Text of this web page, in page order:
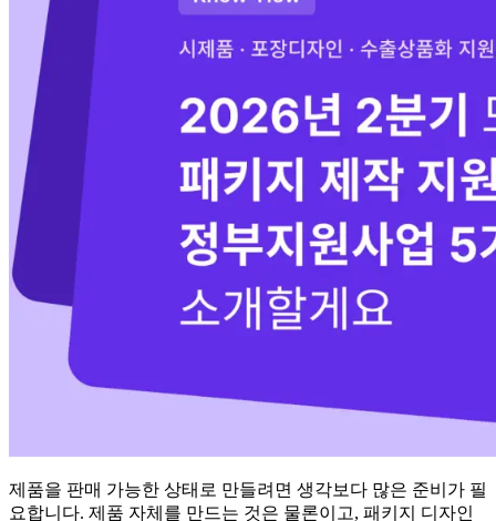
제품을 판매 가능한 상태로 만들려면 생각보다 많은 준비가 필
요합니다. 제품 자체를 만드는 것은 물론이고, 패키지 디자인